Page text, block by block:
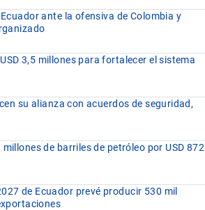
ante la ofensiva de Colombia y
3,5 millones para fortalecer el sistema
su alianza con acuerdos de seguridad,
de barriles de petróleo por USD 872
de Ecuador prevé producir 530 mil